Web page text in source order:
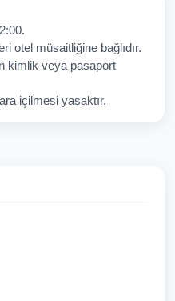
İptal Gönder
otel müsaitliğine bağlıdır.
kimlik veya pasaport
içilmesi yasaktır.